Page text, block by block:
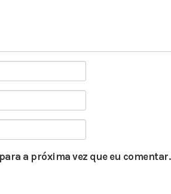
a próxima vez que eu comentar.